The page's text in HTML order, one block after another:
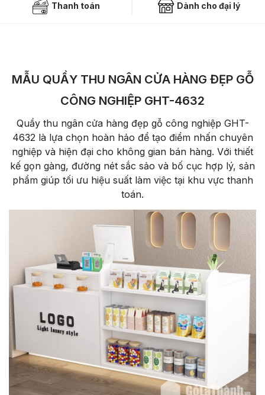
Thanh toán Dành cho đại lý
MẪU QUẦY THU NGÂN CỬA HÀNG ĐẸP GỖ
CÔNG NGHIỆP GHT-4632
Quầy thu ngân cửa hàng đẹp gỗ công nghiệp GHT-
4632 là lựa chọn hoàn hảo để tạo điểm nhấn chuyên
nghiệp và hiện đại cho không gian bán hàng. Với thiết
kế gọn gàng, đường nét sắc sảo và bố cục hợp lý, sản
phẩm giúp tối ưu hiệu suất làm việc tại khu vực thanh
toán.